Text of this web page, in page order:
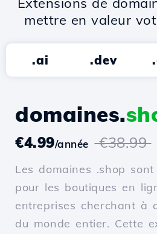
mettre en valeur
.ai .dev
domaines.
€4.99/année €38.99
Les domaines .shop
pour les boutiques en
entreprises cherchant à
du monde entier. Cette